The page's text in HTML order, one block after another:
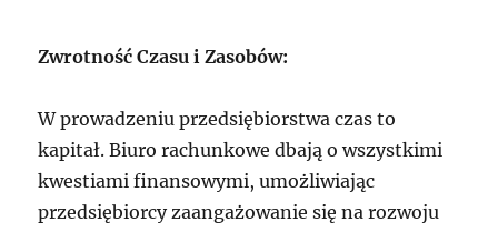
Zwrotność Czasu i Zasobów:
W prowadzeniu przedsiębiorstwa czas to
kapitał. Biuro rachunkowe dbają o wszystkimi
kwestiami finansowymi, umożliwiając
przedsiębiorcy zaangażowanie się na rozwoju